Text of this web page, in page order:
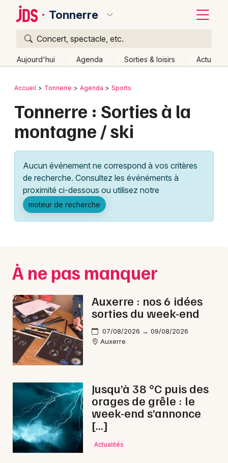
Tonnerre
Concert, spectacle, etc.
Aujourd'hui Agenda Sorties & loisirs Actu
Publier un événement
Grands événements
Activité & Expérience
Manifestations
Foires & salons
Concerts
Sports
Soirées
Sorties famille
Sorties & loisirs
Montagne dans l' Yonne
Montagne en Bourgogne
Bordeaux
Colmar
Lille
Lyon
Marseille
Mulhouse
Nice
Paris
Strasbourg
Toulouse
Toutes les villes
Retour
Accueil Tonnerre Agenda Sports
Tonnerre : Sorties à la
montagne / ski
Aucun événement ne correspond à vos critères
de recherche. Consultez les événéments à
proximité ci-dessous ou utilisez notre
moteur de recherche
À ne pas manquer
Auxerre : nos 6 idées
sorties du week-end
07/08/2026 → 09/08/2026
Auxerre
Jusqu’à 38 °C puis des
orages de grêle : le
week-end s’annonce
[…]
Actualités
Quoi ?
Où ?
Partout
Près de moi Changer de lieu
Quand ?
Aujourd'hui
Demain Ce week-end Autre